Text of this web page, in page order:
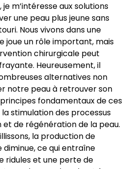
m’intéresse aux solutions
une peau plus jeune sans
Nous vivons dans une
joue un rôle important, mais
chirurgicale peut
Heureusement, il
alternatives non
notre peau à retrouver son
fondamentaux de ces
stimulation des processus
de régénération de la peau.
la production de
diminue, ce qui entraîne
ridules et une perte de